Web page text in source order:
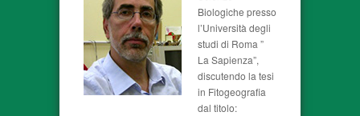
Biologiche presso
l’Università degli
studi di Roma ”
La Sapienza”,
discutendo la tesi
in Fitogeografia
dal titolo: